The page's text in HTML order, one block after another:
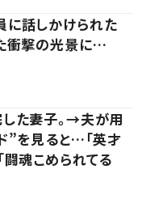
話しかけられた
衝撃の光景に…
た妻子。→夫が用
”を見ると…「英才
魂こめられてる